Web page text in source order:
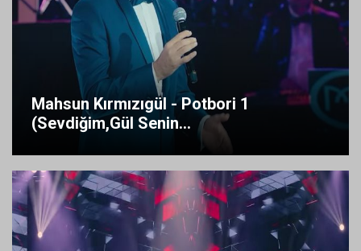
Mahsun Kırmızıgül - Potbori 1
(Sevdiğim,Gül Senin...